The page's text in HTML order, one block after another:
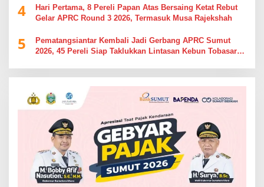
4
Hari Pertama, 8 Pereli Papan Atas Bersaing Ketat Rebut
Gelar APRC Round 3 2026, Termasuk Musa Rajekshah
5
Pematangsiantar Kembali Jadi Gerbang APRC Sumut
2026, 45 Pereli Siap Taklukkan Lintasan Kebun Tobasari